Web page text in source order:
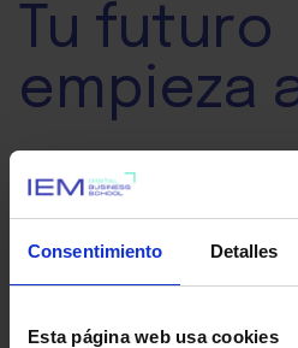
Consentimiento Detalles
Esta página web usa cookies
Tu futuro
empieza
11%